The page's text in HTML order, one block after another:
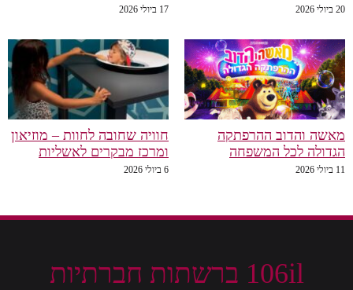
20 ביולי 2026 17 ביולי 2026
מאשה והדוב ההרפתקה
הגדולה לכל המשפחה
11 ביולי 2026
חוויה שחובה לחוות – מוזיאון
ומרכז מבקרים לאשליות
6 ביולי 2026
106il ברשתות חברתיות